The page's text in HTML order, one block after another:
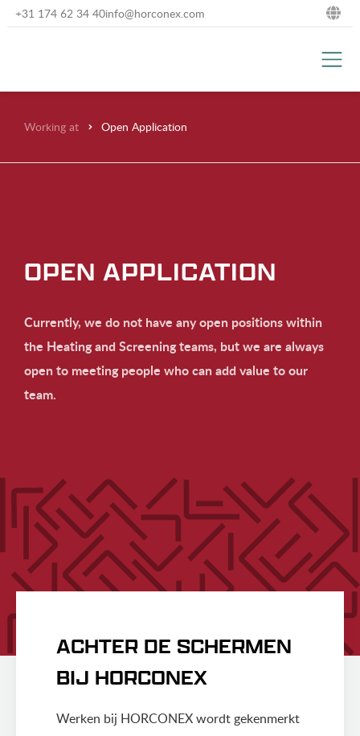
+31 174 62 34 40info@horconex.com
Working at Open Application
OPEN APPLICATION
Currently, we do not have any open positions within
the Heating and Screening teams, but we are always
open to meeting people who can add value to our
team.
ACHTER DE SCHERMEN
BIJ HORCONEX
Werken bij HORCONEX wordt gekenmerkt